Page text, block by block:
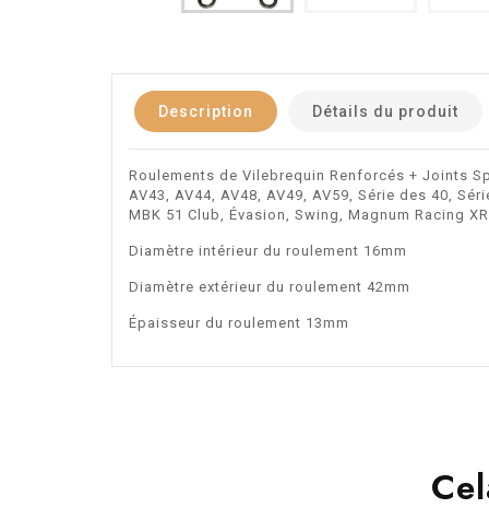
Description Détails du produit
Roulements de Vilebrequin Renforcés + Joints
AV43, AV44, AV48, AV49, AV59, Série des 40,
MBK 51 Club, Évasion, Swing, Magnum Racing
Diamètre intérieur du roulement 16mm
Diamètre extérieur du roulement 42mm
Épaisseur du roulement 13mm